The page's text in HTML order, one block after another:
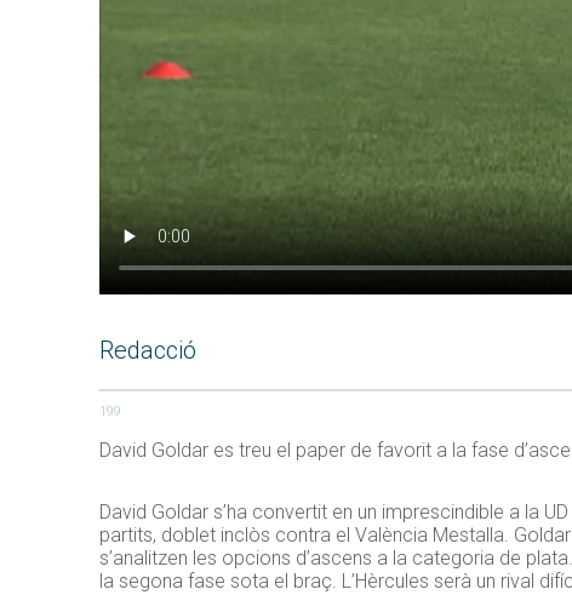
Redacció
199
David Goldar es treu el paper de favorit a la fase
David Goldar s’ha convertit en un imprescindible a la
partits, doblet inclòs contra el València Mestalla.
s’analitzen les opcions d’ascens a la categoria de
la segona fase sota el braç. L’Hèrcules serà un rival